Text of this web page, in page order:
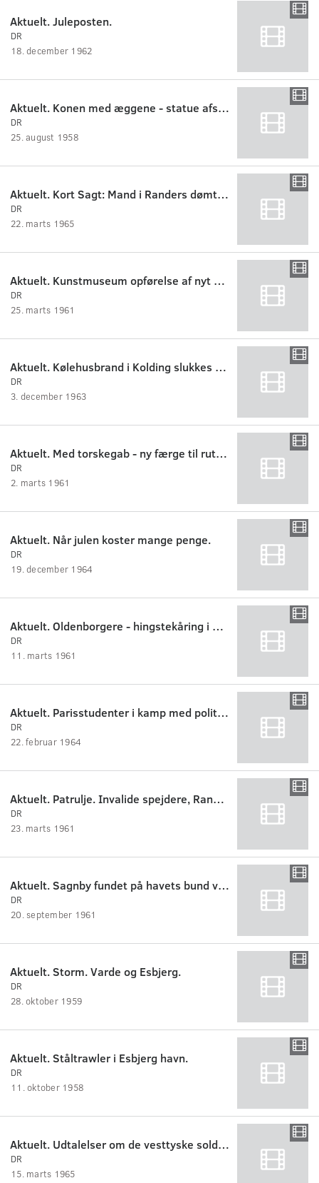
Aktuelt. Juleposten.
DR
18. december 1962
Aktuelt. Konen med æggene - statue afsløret i Randers.
DR
25. august 1958
Aktuelt. Kort Sagt: Mand i Randers dømt for overtrædelse af våbenloven.
DR
22. marts 1965
Aktuelt. Kunstmuseum opførelse af nyt kunstmuseum i Esbjerg. Interview m. direktøren.
DR
25. marts 1961
Aktuelt. Kølehusbrand i Kolding slukkes med tøris.
DR
3. december 1963
Aktuelt. Med torskegab - ny færge til ruten Nakskov-Spodsbjerg
DR
2. marts 1961
Aktuelt. Når julen koster mange penge.
DR
19. december 1964
Aktuelt. Oldenborgere - hingstekåring i Randers.
DR
11. marts 1961
Aktuelt. Parisstudenter i kamp med politiet.
DR
22. februar 1964
Aktuelt. Patrulje. Invalide spejdere, Randers.
DR
23. marts 1961
Aktuelt. Sagnby fundet på havets bund ved Esbjerg. Interview med frømand B.Pedersen.
DR
20. september 1961
Aktuelt. Storm. Varde og Esbjerg.
DR
28. oktober 1959
Aktuelt. Ståltrawler i Esbjerg havn.
DR
11. oktober 1958
Aktuelt. Udtalelser om de vesttyske soldaters deltagelse i militærøvelse her i landet.
DR
15. marts 1965